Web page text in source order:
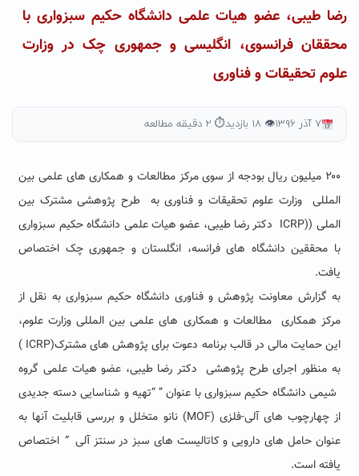
رضا طیبی، عضو هیات علمی دانشگاه حکیم سبزواری با
محققان فرانسوی، انگلیسی و جمهوری چک در وزارت
علوم تحقیقات و فناوری
۷ آذر ۱۳۹۶ 👁 ۱۸ بازدید ⏱ ۲ دقیقه مطالعه
۲۰۰ میلیون ریال بودجه از سوی مرکز مطالعات و همکاری های علمی بین
المللی وزارت علوم تحقیقات و فناوری به طرح پژوهشی مشترک بین
الملی ((ICRP دکتر رضا طیبی،
عضو هیات علمی دانشگاه حکیم سبزواری
با محققین دانشگاه های فرانسه، انگلستان و جمهوری چک اختصاص
یافت.
به گزارش معاونت پژوهش و فناوری دانشگاه حکیم سبزواری به نقل از
مرکز همکاری مطالعات و همکاری های علمی بین المللی وزارت علوم،
این حمایت مالی در قالب برنامه دعوت برای پژوهش های مشترک(ICRP )
به منظور اجرای طرح پژوهشی دکتر رضا طیبی، عضو هیات علمی گروه
شیمی دانشگاه حکیم سبزواری با عنوان”“تهیه و شناسایی دسته جدیدی
از چهارچوب های آلی-فلزی (MOF) نانو متخلل و بررسی قابلیت آنها به
عنوان حامل های دارویی و کاتالیست های سبز در سنتز آلی “ اختصاص
یافته است.